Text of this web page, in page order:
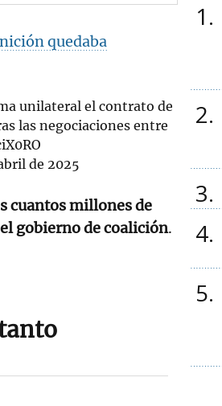
quedaba
unilateral el contrato de
las negociaciones entre
de 2025
cuantos millones de
gobierno de coalición.
1
2
3
4
5